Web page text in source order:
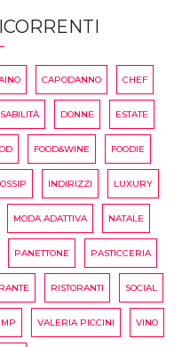
CAPODANNO CHEF
DONNE ESTATE
FOOD&WINE FOODIE
INDIRIZZI LUXURY
MODA ADATTIVA NATALE
PANETTONE PASTICCERIA
RISTORANTI SOCIAL
VALERIA PICCINI VINO